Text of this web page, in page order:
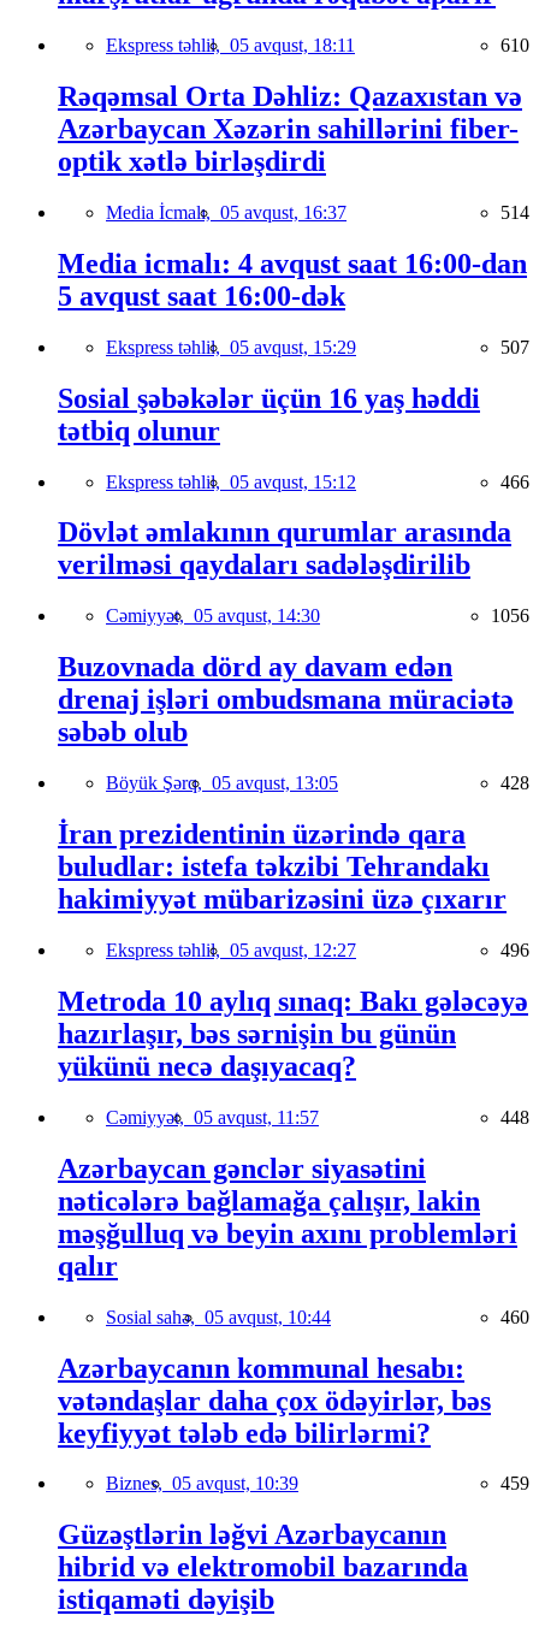
Ekspress təhlil, 05 avqust, 18:11 610
Rəqəmsal Orta Dəhliz: Qazaxıstan və
Azərbaycan Xəzərin sahillərini fiber-
optik xətlə birləşdirdi
Media İcmalı, 05 avqust, 16:37 514
Media icmalı: 4 avqust saat 16:00-dan
5 avqust saat 16:00-dək
Ekspress təhlil, 05 avqust, 15:29 507
Sosial şəbəkələr üçün 16 yaş həddi
tətbiq olunur
Ekspress təhlil, 05 avqust, 15:12 466
Dövlət əmlakının qurumlar arasında
verilməsi qaydaları sadələşdirilib
Cəmiyyət, 05 avqust, 14:30 1056
Buzovnada dörd ay davam edən
drenaj işləri ombudsmana müraciətə
səbəb olub
Böyük Şərq, 05 avqust, 13:05 428
İran prezidentinin üzərində qara
buludlar: istefa təkzibi Tehrandakı
hakimiyyət mübarizəsini üzə çıxarır
Ekspress təhlil, 05 avqust, 12:27 496
Metroda 10 aylıq sınaq: Bakı gələcəyə
hazırlaşır, bəs sərnişin bu günün
yükünü necə daşıyacaq?
Cəmiyyət, 05 avqust, 11:57 448
Azərbaycan gənclər siyasətini
nəticələrə bağlamağa çalışır, lakin
məşğulluq və beyin axını problemləri
qalır
Sosial sahə, 05 avqust, 10:44 460
Azərbaycanın kommunal hesabı:
vətəndaşlar daha çox ödəyirlər, bəs
keyfiyyət tələb edə bilirlərmi?
Biznes, 05 avqust, 10:39 459
Güzəştlərin ləğvi Azərbaycanın
hibrid və elektromobil bazarında
istiqaməti dəyişib